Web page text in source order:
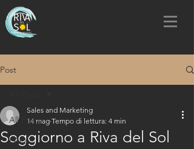
Post
All Posts
FAQ
Soggiorno a Riva del Sol
Sales and Marketing
14 mag Tempo di lettura: 4 min